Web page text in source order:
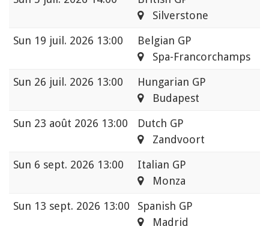
Silverstone
Sun 19 juil. 2026 13:00
Belgian GP
Spa-Francorchamps
Sun 26 juil. 2026 13:00
Hungarian GP
Budapest
Sun 23 août 2026 13:00
Dutch GP
Zandvoort
Sun 6 sept. 2026 13:00
Italian GP
Monza
Sun 13 sept. 2026 13:00
Spanish GP
Madrid